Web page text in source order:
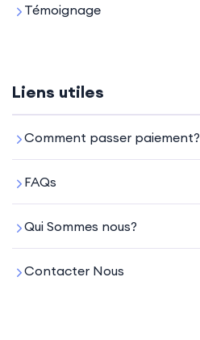
Témoignage
Liens utiles
Comment passer paiement?
FAQs
Qui Sommes nous?
Contacter Nous